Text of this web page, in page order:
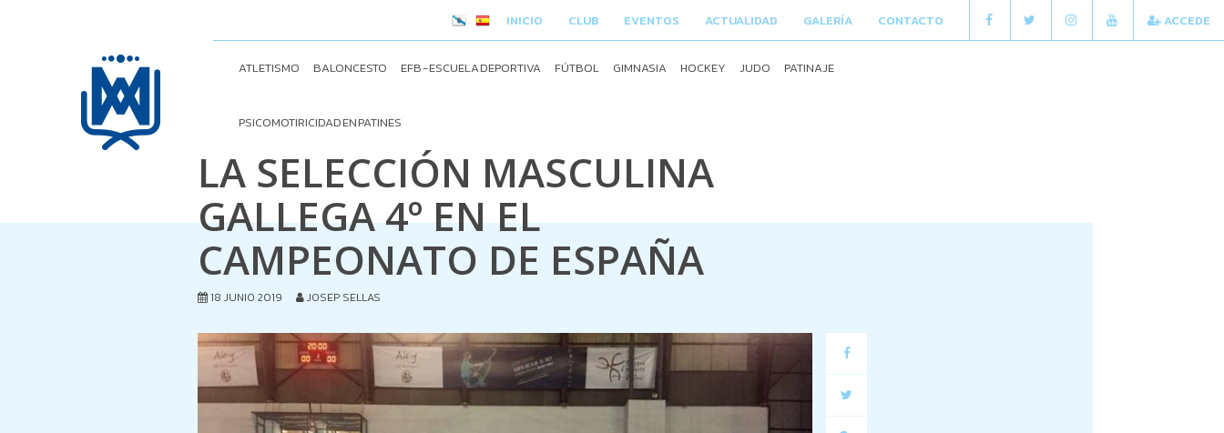
INICIO CLUB EVENTOS ACTUALIDAD GALERÍA CONTACTO ACCEDE
ATLETISMO BALONCESTO EFB - ESCUELA DEPORTIVA FÚTBOL GIMNASIA HOCKEY JUDO PATINAJE
PSICOMOTIRICIDAD EN PATINES
LA SELECCIÓN MASCULINA
GALLEGA 4º EN EL
CAMPEONATO DE ESPAÑA
18 JUNIO 2019 JOSEP SELLAS